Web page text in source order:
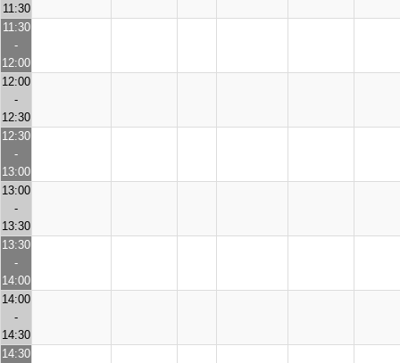
11:30
11:30
-
12:00
12:00
-
12:30
12:30
-
13:00
13:00
-
13:30
13:30
-
14:00
14:00
-
14:30
14:30